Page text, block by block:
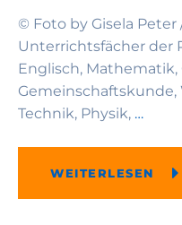
© Foto by Gisela Peter
Unterrichtsfächer der
Englisch, Mathematik,
Gemeinschaftskunde,
Technik, Physik, …
WEITERLESEN